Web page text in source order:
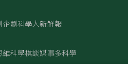
企劃科學人新鮮報
維科學棋談媒事多科學